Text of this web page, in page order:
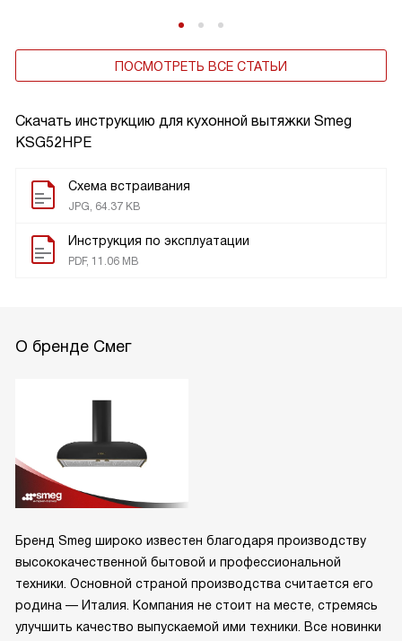
Скачать инструкцию для кухонной вытяжки Smeg
KSG52HPE
Схема встраивания
JPG, 64.37 KB
Инструкция по эксплуатации
PDF, 11.06 MB
ПОСМОТРЕТЬ ВСЕ СТАТЬИ
О бренде Смег
Бренд Smeg широко известен благодаря производству
высококачественной бытовой и профессиональной
техники. Основной страной производства считается его
родина — Италия. Компания не стоит на месте, стремясь
улучшить качество выпускаемой ими техники. Все новинки